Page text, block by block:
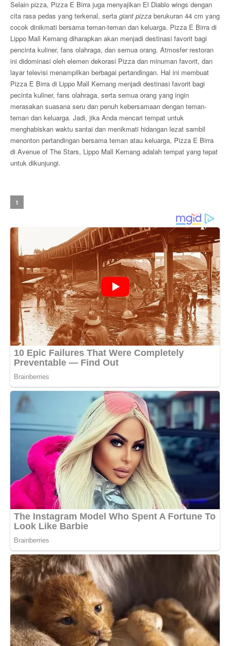
Selain pizza, Pizza E Birra juga menyajikan El Diablo wings dengan
cita rasa pedas yang terkenal, serta giant pizza berukuran 44 cm yang
cocok dinikmati bersama teman-teman dan keluarga. Pizza E Birra di
Lippo Mall Kemang diharapkan akan menjadi destinasi favorit bagi
pencinta kuliner, fans olahraga, dan semua orang. Atmosfer restoran
ini didominasi oleh elemen dekorasi Pizza dan minuman favorit, dan
layar televisi menampilkan berbagai pertandingan. Hal ini membuat
Pizza E Birra di Lippo Mall Kemang menjadi destinasi favorit bagi
pecinta kuliner, fans olahraga, serta semua orang yang ingin
merasakan suasana seru dan penuh kebersamaan dengan teman-
teman dan keluarga. Jadi, jika Anda mencari tempat untuk
menghabiskan waktu santai dan menikmati hidangan lezat sambil
menonton pertandingan bersama teman atau keluarga, Pizza E Birra
di Avenue of The Stars, Lippo Mall Kemang adalah tempat yang tepat
untuk dikunjungi.
1